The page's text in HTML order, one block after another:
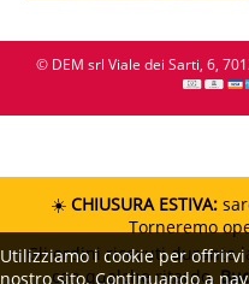
© DEM srl Viale dei Sarti, 6,
Utilizziamo i cookie per
nostro sito. Continuando a
☀️ CHIUSURA ESTIVA:
Torneremo
Gli ordini ricevuti durante
con qualche ritardo.